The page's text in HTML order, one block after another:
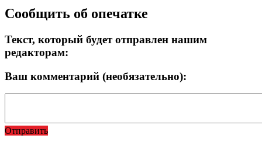
Сообщить об опечатке
Текст, который будет отправлен нашим
редакторам:
Ваш комментарий (необязательно):
Отправить